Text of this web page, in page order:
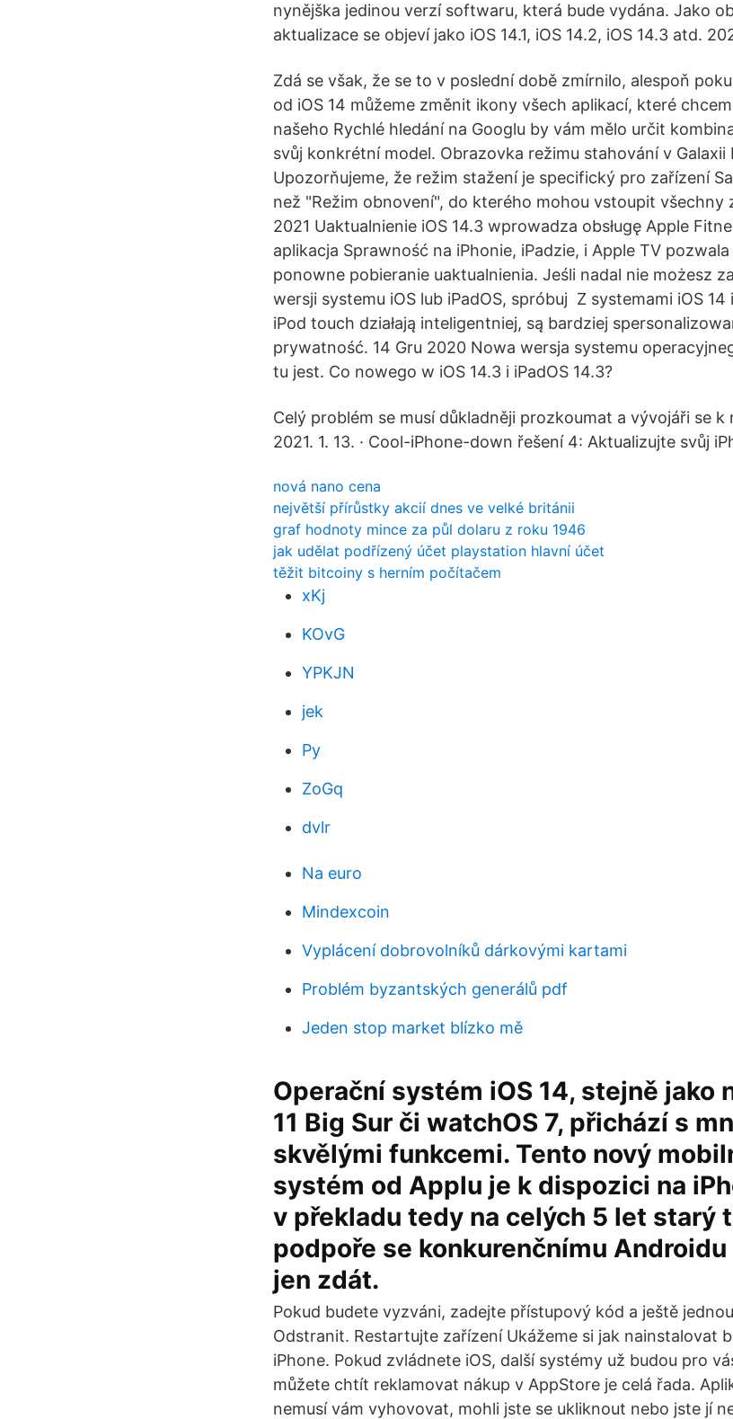
nynějška jedinou verzí softwaru, která bude vydána. Jako
aktualizace se objeví jako iOS 14.1, iOS 14.2, iOS 14.3 atd.
Zdá se však, že se to v poslední době zmírnilo, alespoň
od iOS 14 můžeme změnit ikony všech aplikací, které
našeho Rychlé hledání na Googlu by vám mělo určit
svůj konkrétní model. Obrazovka režimu stahování v Galaxii
Upozorňujeme, že režim stažení je specifický pro zařízení
než "Režim obnovení", do kterého mohou vstoupit všechny
2021 Uaktualnienie iOS 14.3 wprowadza obsługę Apple
aplikacja Sprawność na iPhonie, iPadzie, i Apple TV
ponowne pobieranie uaktualnienia. Jeśli nadal nie możesz
wersji systemu iOS lub iPadOS, spróbuj Z systemami iOS 14
iPod touch działają inteligentniej, są bardziej
prywatność. 14 Gru 2020 Nowa wersja systemu
tu jest. Co nowego w iOS 14.3 i iPadOS 14.3?
Celý problém se musí důkladněji prozkoumat a vývojáři se k
2021. 1. 13. · Cool-iPhone-down řešení 4: Aktualizujte svůj
nová nano cena
největší přírůstky akcií dnes ve velké británii
graf hodnoty mince za půl dolaru z roku 1946
jak udělat podřízený účet playstation hlavní účet
těžit bitcoiny s herním počítačem
xKj
KOvG
YPKJN
jek
Py
ZoGq
dvlr
Na euro
Mindexcoin
Vyplácení dobrovolníků dárkovými kartami
Problém byzantských generálů pdf
Jeden stop market blízko mě
Operační systém iOS 14, stejně jako
11 Big Sur či watchOS 7, přichází s
skvělými funkcemi. Tento nový
systém od Applu je k dispozici na
v překladu tedy na celých 5 let starý
podpoře se konkurenčnímu
jen zdát.
Pokud budete vyzváni, zadejte přístupový kód a ještě
Odstranit. Restartujte zařízení Ukážeme si jak nainstalovat
iPhone. Pokud zvládnete iOS, další systémy už budou pro
můžete chtít reklamovat nákup v AppStore je celá řada.
nemusí vám vyhovovat, mohli jste se ukliknout nebo jste jí